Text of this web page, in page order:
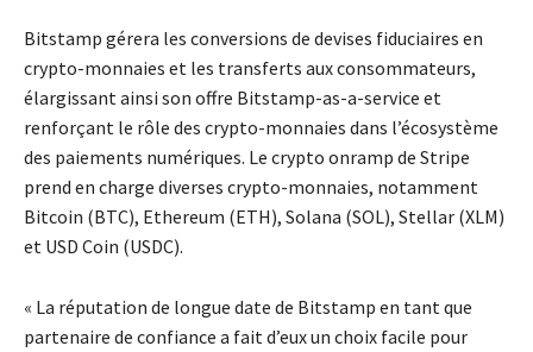
Bitstamp gérera les conversions de devises fiduciaires en
crypto-monnaies et les transferts aux consommateurs,
élargissant ainsi son offre Bitstamp-as-a-service et
renforçant le rôle des crypto-monnaies dans l’écosystème
des paiements numériques. Le crypto onramp de Stripe
prend en charge diverses crypto-monnaies, notamment
Bitcoin (BTC), Ethereum (ETH), Solana (SOL), Stellar (XLM)
et USD Coin (USDC).
« La réputation de longue date de Bitstamp en tant que
partenaire de confiance a fait d’eux un choix facile pour